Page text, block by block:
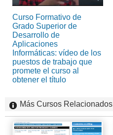
Curso Formativo de
Grado Superior de
Desarrollo de
Aplicaciones
Informáticas: vídeo de los
puestos de trabajo que
promete el curso al
obtener el título
Más Cursos Relacionados